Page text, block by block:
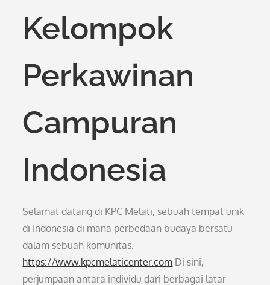
Kelompok
Perkawinan
Campuran
Indonesia
Selamat datang di KPC Melati, sebuah tempat unik
di Indonesia di mana perbedaan budaya bersatu
dalam sebuah komunitas.
https://www.kpcmelaticenter.com Di sini,
perjumpaan antara individu dari berbagai latar